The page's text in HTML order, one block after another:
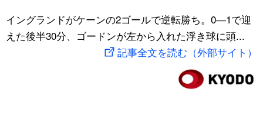
文化
動画/Live
スポーツ・東京2020
イングランドがケーンの2ゴールで逆転勝ち。0―1で迎
えた後半30分、ゴードンが左から入れた浮き球に頭...
記事全文を読む（外部サイト）